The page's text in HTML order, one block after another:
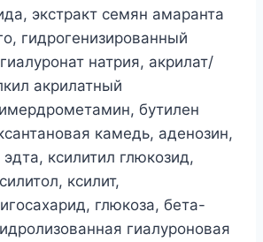
экстракт семян амаранта
гидрогенизированный
натрия, акрилат/
акрилатный
бутилен
камедь, аденозин,
ксилитил глюкозид,
ксилит,
глюкоза, бета-
гиалуроновая